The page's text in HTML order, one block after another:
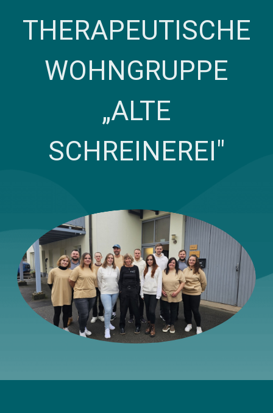
THERAPEUTISCHE
WOHNGRUPPE
„ALTE
SCHREINEREI"